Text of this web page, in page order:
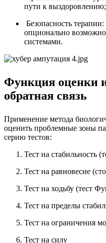
пути к выздоровлению;
Безопасность
опционально
системами.
Функция оценки
обратная связь
Применение метода
оценить проблемные зоны
серию тестов:
Тест на стабильность
Тест на равновесие
Тест на ходьбу (тест
Тест на пределы
Тест на ограничения
Тест на силу